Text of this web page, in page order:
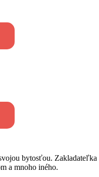
bytosťou. Zakladateľka
a mnoho iného.